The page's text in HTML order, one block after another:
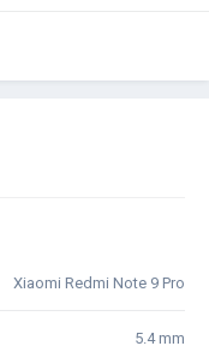
Xiaomi Redmi Note 9 Pro
5.4 mm